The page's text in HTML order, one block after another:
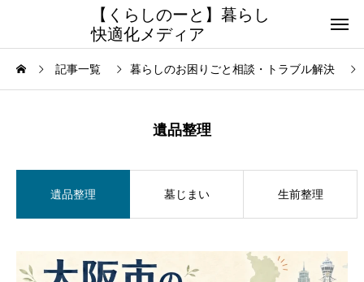
【くらしのーと】暮らし
快適化メディア
記事一覧 暮らしのお困りごと相談・トラブル解決
遺品整理
遺品整理 墓じまい 生前整理